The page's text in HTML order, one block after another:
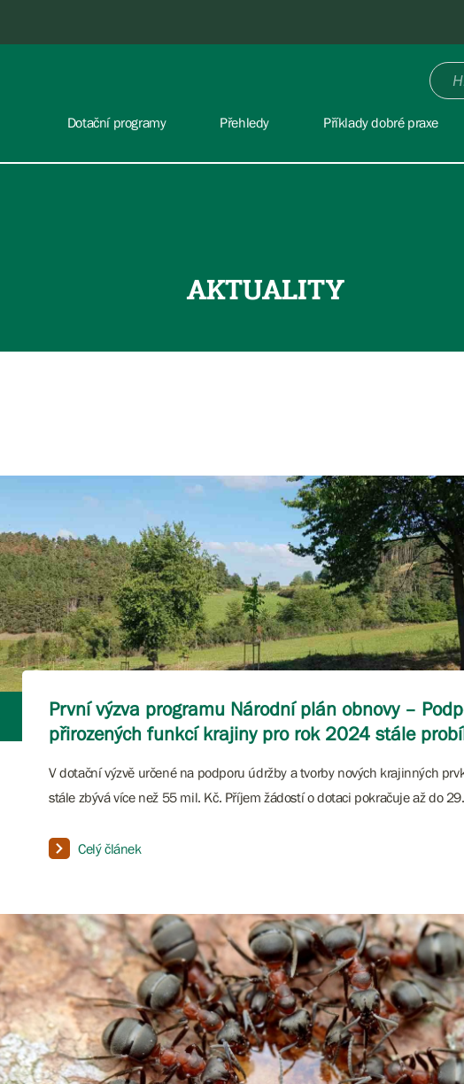
Dotační programy Přehledy Příklady dobré praxe
AKTUALITY
První výzva programu Národní plán obnovy –
přirozených funkcí krajiny pro rok 2024 stále
V dotační výzvě určené na podporu údržby a tvorby nových krajinných
stále zbývá více než 55 mil. Kč. Příjem žádostí o dotaci pokračuje až do
Celý článek